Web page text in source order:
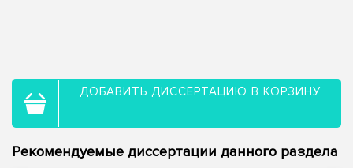
ДОБАВИТЬ ДИССЕРТАЦИЮ В КОРЗИНУ
Рекомендуемые диссертации данного раздела